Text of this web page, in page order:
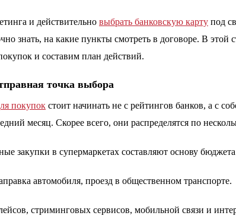
и действительно выбрать банковскую карту под
знать, на какие пункты смотреть в договоре. В этой
и составим план действий.
точка выбора
покупок стоит начинать не с рейтингов банков, а с
месяц. Скорее всего, они распределятся по
закупки в супермаркетах составляют основу
автомобиля, проезд в общественном транспорте.
стриминговых сервисов, мобильной связи и